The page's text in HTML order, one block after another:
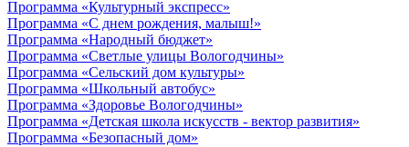
Программа «Культурный экспресс»
Программа «С днем рождения, малыш!»
Программа «Народный бюджет»
Программа «Светлые улицы Вологодчины»
Программа «Сельский дом культуры»
Программа «Школьный автобус»
Программа «Здоровье Вологодчины»
Программа «Детская школа искусств - вектор развития»
Программа «Безопасный дом»